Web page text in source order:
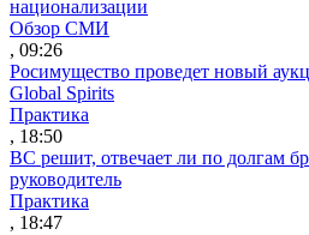
национализации
Обзор СМИ
, 09:26
Росимущество проведет новый
Global Spirits
Практика
, 18:50
ВС решит, отвечает ли по долгам
руководитель
Практика
, 18:47